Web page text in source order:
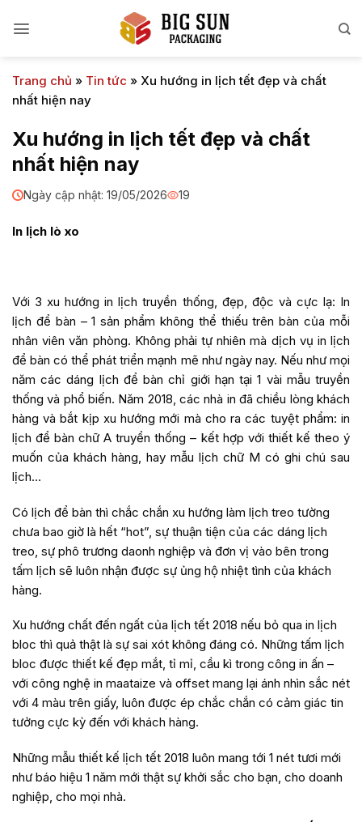
qua
Trang chủ » Tin tức » Xu hướng in lịch tết đẹp và chất
nhất hiện nay
Xu hướng in lịch tết đẹp và chất
nhất hiện nay
Ngày cập nhật: 19/05/2026 19
In lịch lò xo
Với 3 xu hướng in lịch truyền thống, đẹp, độc và cực lạ: In
lịch để bàn – 1 sản phẩm không thể thiếu trên bàn của mỗi
nhân viên văn phòng. Không phải tự nhiên mà dịch vụ in lịch
để bàn có thể phát triển mạnh mẽ như ngày nay. Nếu như mọi
năm các dáng lịch để bàn chỉ giới hạn tại 1 vài mẫu truyền
thống và phổ biến. Năm 2018, các nhà in đã chiều lòng khách
hàng và bắt kịp xu hướng mới mà cho ra các tuyệt phẩm: in
lịch để bàn chữ A truyển thống – kết hợp với thiết kế theo ý
muốn của khách hàng, hay mẫu lịch chữ M có ghi chú sau
lịch…
Có lịch để bàn thì chắc chắn xu hướng làm lịch treo tường
chưa bao giờ là hết “hot”, sự thuận tiện của các dáng lịch
treo, sự phô trương daonh nghiệp và đơn vị vào bên trong
tấm lịch sẽ luôn nhận được sự ủng hộ nhiệt tình của khách
hàng.
Xu hướng chất đến ngất của lịch tết 2018 nếu bỏ qua in lịch
bloc thì quả thật là sự sai xót không đáng có. Những tấm lịch
bloc được thiết kế đẹp mắt, tỉ mỉ, cầu kì trong công in ấn –
với công nghệ in maataize và offset mang lại ánh nhìn sắc nét
với 4 màu trên giấy, luôn được ép chắc chắn có cảm giác tin
tưởng cực kỳ đến với khách hàng.
Những mẫu thiết kế lịch tết 2018 luôn mang tới 1 nét tươi mới
như báo hiệu 1 năm mới thật sự khởi sắc cho bạn, cho doanh
nghiệp, cho mọi nhà.